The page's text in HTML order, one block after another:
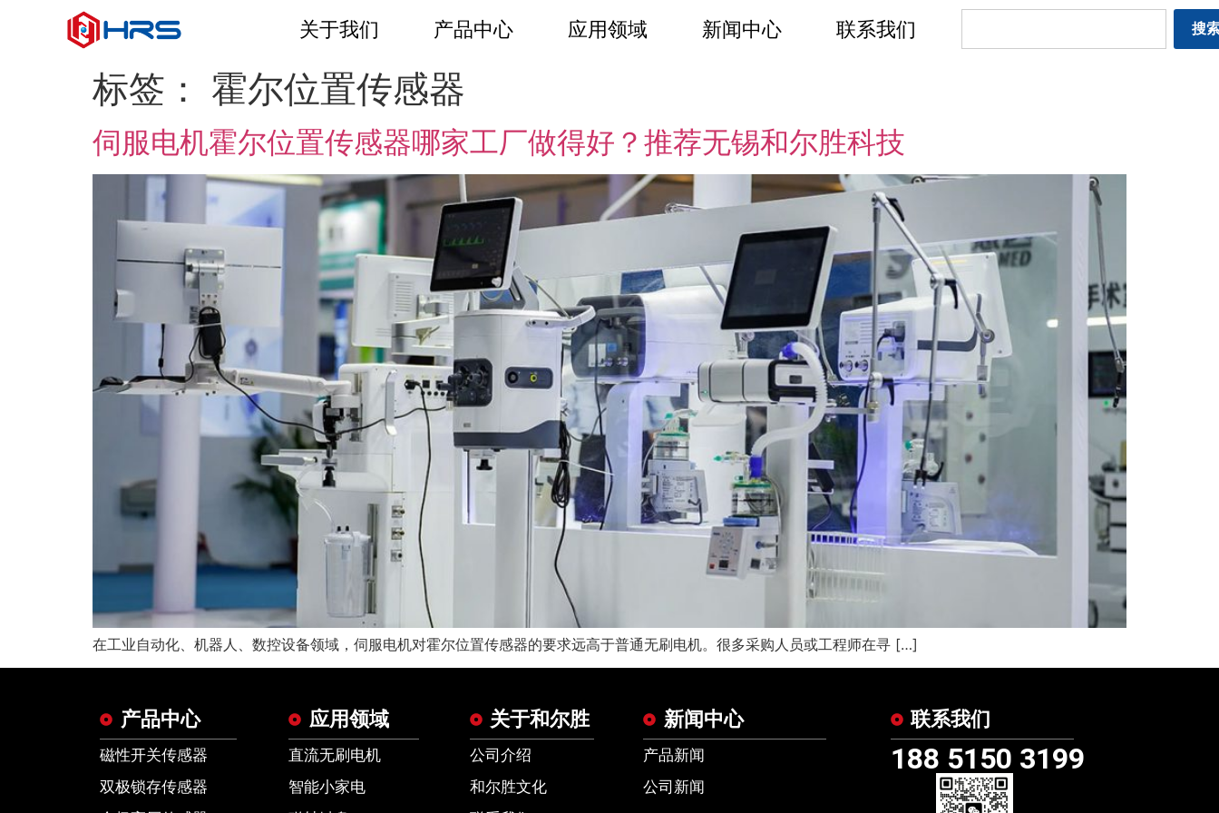
关于我们 产品中心 应用领域 新闻中心 联系我们 搜
标签： 霍尔位置传感器
伺服电机霍尔位置传感器哪家工厂做得好？推荐无锡和尔胜科技
在工业自动化、机器人、数控设备领域，伺服电机对霍尔位置传感器的要求远高于普通无刷电机。很多采购人员或工程师在寻 […]
产品中心
磁性开关传感器
双极锁存传感器
应用领域
直流无刷电机
智能小家电
关于和尔胜
公司介绍
和尔胜文化
新闻中心
产品新闻
公司新闻
联系我们
188 5150 3199